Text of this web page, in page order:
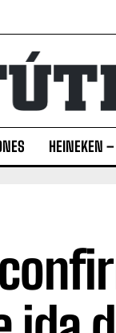
HEINEKEN